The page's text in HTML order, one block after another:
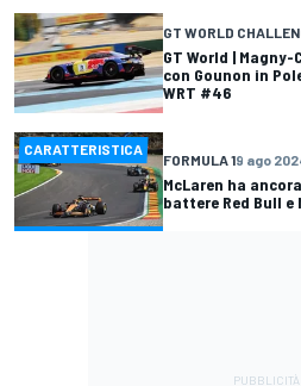
GT WORLD
GT World |
con Gounon in
WRT #46
CARATTERISTICA
FORMULA 19 ago
McLaren ha
battere Red Bull e